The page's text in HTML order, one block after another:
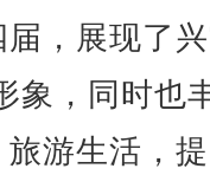
，展现了
象，同时也
游生活，